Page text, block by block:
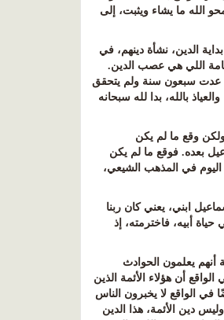
الله ما يشاء ويثبت، إلى
الدين، نشأة دينهم، في
اللي هي عصب الدين.
عدت سبعون سنة ولم يتحقق
بالله، بدا لله سبحانه
وقع ما لم يكن
بعده. فوقع ما لم يكن
في المذهب الشيعي،
ابني، يعني كان ربنا
أبيه، فاخترمته، إذ
أنهم يعلمون الحوادث
أن هؤلاء الأئمة الذين
في الواقع لا يخبرون الناس
دين الأئمة، هذا الدين